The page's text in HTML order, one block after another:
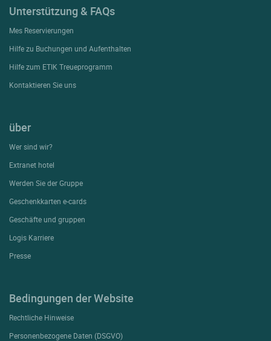
Unterstützung & FAQs
Mes Reservierungen
Hilfe zu Buchungen und Aufenthalten
Hilfe zum ETIK Treueprogramm
Kontaktieren Sie uns
über
Wer sind wir?
Extranet hotel
Werden Sie der Gruppe
Geschenkkarten e-cards
Geschäfte und gruppen
Logis Karriere
Presse
Bedingungen der Website
Rechtliche Hinweise
Personenbezogene Daten (DSGVO)